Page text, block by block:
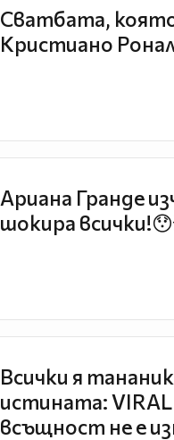
Сватбата,
Кристиано
Ариана Гранде
шокира
Всички я
истината:
всъщност не е